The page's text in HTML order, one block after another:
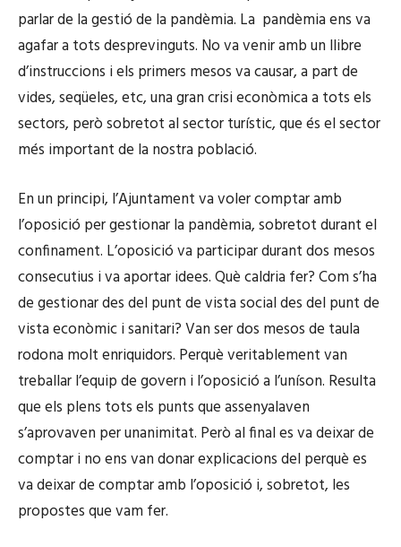
parlar de la gestió de la pandèmia. La pandèmia ens va
agafar a tots desprevinguts. No va venir amb un llibre
d’instruccions i els primers mesos va causar, a part de
vides, seqüeles, etc, una gran crisi econòmica a tots els
sectors, però sobretot al sector turístic, que és el sector
més important de la nostra població.
En un principi, l’Ajuntament va voler comptar amb
l’oposició per gestionar la pandèmia, sobretot durant el
confinament. L’oposició va participar durant dos mesos
consecutius i va aportar idees. Què caldria fer? Com s’ha
de gestionar des del punt de vista social des del punt de
vista econòmic i sanitari? Van ser dos mesos de taula
rodona molt enriquidors. Perquè veritablement van
treballar l’equip de govern i l’oposició a l’uníson. Resulta
que els plens tots els punts que assenyalaven
s’aprovaven per unanimitat. Però al final es va deixar de
comptar i no ens van donar explicacions del perquè es
va deixar de comptar amb l’oposició i, sobretot, les
propostes que vam fer.